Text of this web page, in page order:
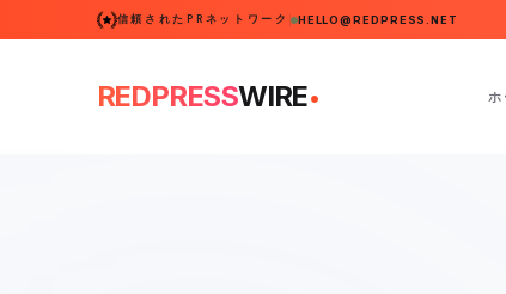
信頼されたPRネットワーク HELLO@REDPRESS.NET
REDPRESSWIRE. ホ